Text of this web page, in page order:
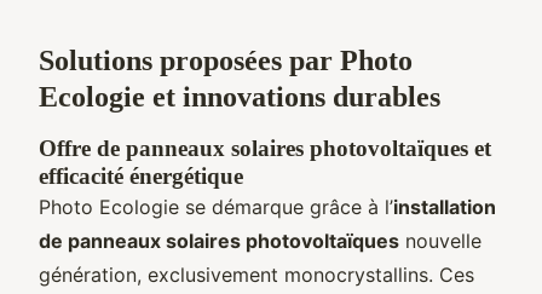
Solutions proposées par Photo
Ecologie et innovations durables
Offre de panneaux solaires photovoltaïques et
efficacité énergétique
Photo Ecologie se démarque grâce à l’installation
de panneaux solaires photovoltaïques nouvelle
génération, exclusivement monocrystallins. Ces